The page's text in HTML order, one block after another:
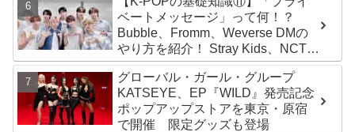
ベートメッセージ」って何！？
Bubble、Fromm、Weverse DMの
やり方を紹介！ Stray Kids、NCT、
ATEEZ、IVE、aespa、＆TEAM…
推しと直接チャットができる
グローバル・ガール・グループ
KATSEYE、EP『WILD』発売記念
ポップアップストアを東京・原宿
で開催 限定グッズも登場